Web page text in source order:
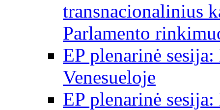
transnacionalinius
Parlamento
EP plenarinė
Venesueloje
EP plenarinė